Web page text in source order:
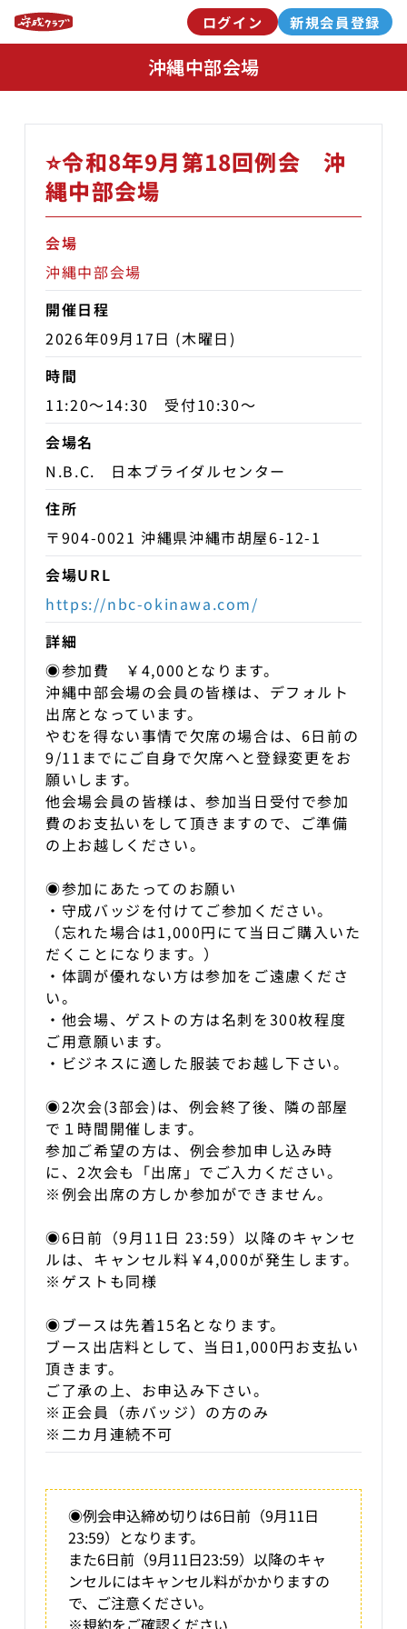
ログイン 新規会員登録
沖縄中部会場
⭐️令和8年9月第18回例会 沖
縄中部会場
会場
沖縄中部会場
開催日程
2026年09月17日 (木曜日)
時間
11:20〜14:30 受付10:30〜
会場名
N.B.C. 日本ブライダルセンター
住所
〒904-0021 沖縄県沖縄市胡屋6-12-1
会場URL
https://nbc-okinawa.com/
詳細
◉参加費 ￥4,000となります。
沖縄中部会場の会員の皆様は、デフォルト
出席となっています。
やむを得ない事情で欠席の場合は、6日前の
9/11までにご自身で欠席へと登録変更をお
願いします。
他会場会員の皆様は、参加当日受付で参加
費のお支払いをして頂きますので、ご準備
の上お越しください。
◉参加にあたってのお願い
・守成バッジを付けてご参加ください。
（忘れた場合は1,000円にて当日ご購入いた
だくことになります。）
・体調が優れない方は参加をご遠慮くださ
い。
・他会場、ゲストの方は名刺を300枚程度
ご用意願います。
・ビジネスに適した服装でお越し下さい。
◉2次会(3部会)は、例会終了後、隣の部屋
で１時間開催します。
参加ご希望の方は、例会参加申し込み時
に、2次会も「出席」でご入力ください。
※例会出席の方しか参加ができません。
◉6日前（9月11日 23:59）以降のキャンセ
ルは、キャンセル料￥4,000が発生します。
※ゲストも同様
◉ブースは先着15名となります。
ブース出店料として、当日1,000円お支払い
頂きます。
ご了承の上、お申込み下さい。
※正会員（赤バッジ）の方のみ
※二カ月連続不可
◉例会申込締め切りは6日前（9月11日
23:59）となります。
また6日前（9月11日23:59）以降のキャ
ンセルにはキャンセル料がかかりますの
で、ご注意ください。